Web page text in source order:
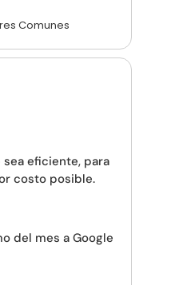
Comunes
eficiente, para
costo posible.
del mes a Google